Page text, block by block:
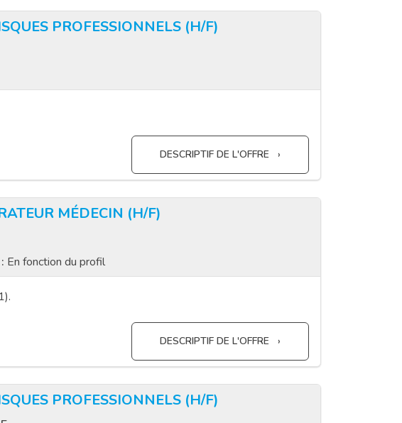
PROFESSIONNELS (H/F)
DESCRIPTIF DE L'OFFRE
MÉDECIN (H/F)
En fonction du profil
DESCRIPTIF DE L'OFFRE
PROFESSIONNELS (H/F)